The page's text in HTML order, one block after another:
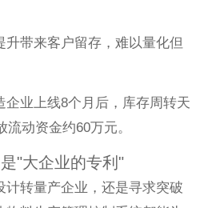
升带来客户留存，难以量化但
企业上线8个月后，库存周转天
动资金约60万元。
"大企业的专利"
计转量产企业，还是寻求突破